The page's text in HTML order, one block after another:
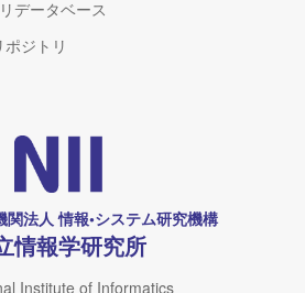
データベース
ジトリ
関法人 情報•システム研究機構
情報学研究所
Institute of Informatics